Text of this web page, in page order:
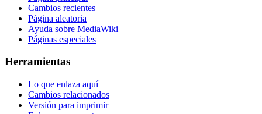
Cambios recientes
Página aleatoria
Ayuda sobre MediaWiki
Páginas especiales
Herramientas
Lo que enlaza aquí
Cambios relacionados
Versión para imprimir